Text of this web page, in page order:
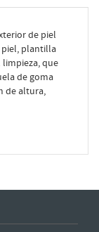
de piel
piel, plantilla
que
de goma
de altura,